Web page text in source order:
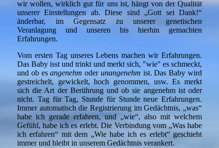
wir wollen, wirklich gut für uns ist, hängt von der Qualität
unserer Einstellungen ab. Diese sind „Gott sei Dank!“
änderbar, im Gegensatz zu unserer genetischen
Veranlagung und unseren bis hierhin gemachten
Erfahrungen.
Vom ersten Tag unseres Lebens machen wir Erfahrungen.
Das Baby isst und trinkt und merkt sich, "wie" es schmeckt,
und ob esangenehm oder unangenehm ist. Das Baby wird
gestreichelt, gewickelt, hoch genommen, usw. Es merkt
sich die Art der Berührung und ob sie angenehm ist oder
nicht. Tag für Tag, Stunde für Stunde neue Erfahrungen.
Immer automatisch die Registrierung im Gedächtnis, „was“
habe ich gerade erfahren, und „wie“, also mit welchem
Gefühl, habe ich es erlebt. Die Verbindung vom „Was habe
ich erfahren“ mit dem „Wie habe ich es erlebt“ geschieht
immer und bleibt in unserem Gedächtnis verankert.